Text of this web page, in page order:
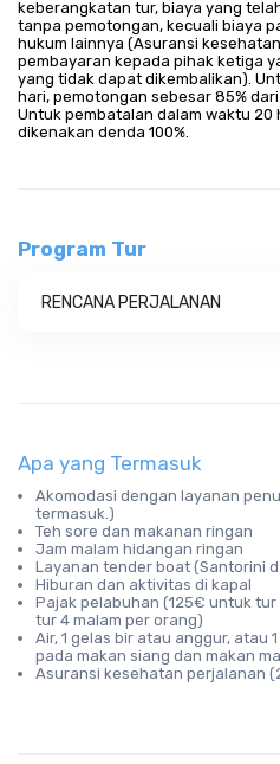
keberangkatan tur, biaya yang
tanpa pemotongan, kecuali biaya
hukum lainnya (Asuransi
pembayaran kepada pihak ketiga
yang tidak dapat dikembalikan).
hari, pemotongan sebesar 85%
Untuk pembatalan dalam waktu 20
dikenakan denda 100%.
Program Tur
RENCANA PERJALANAN
Apa yang Termasuk
Akomodasi dengan layanan
termasuk.)
Teh sore dan makanan ringan
Jam malam hidangan ringan
Layanan tender boat (Santorini
Hiburan dan aktivitas di kapal
Pajak pelabuhan (125€ untuk
tur 4 malam per orang)
Air, 1 gelas bir atau anggur, atau
pada makan siang dan makan
Asuransi kesehatan perjalanan